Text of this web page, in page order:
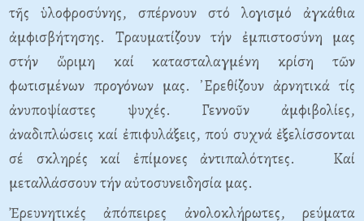
τῆς ὑλοφροσύνης, σπέρνουν στό λογισμό ἀγκάθια
ἀμφισβήτησης. Τραυματίζουν τήν ἐμπιστοσύνη μας
στήν ὥριμη καί κατασταλαγμένη κρίση τῶν
φωτισμένων προγόνων μας. ᾿Ερεθίζουν ἀρνητικά τίς
ἀνυποψίαστες ψυχές. Γεννοῦν ἀμφιβολίες,
ἀναδιπλώσεις καί ἐπιφυλάξεις, πού συχνά ἐξελίσσονται
σέ σκληρές καί ἐπίμονες ἀντιπαλότητες. Καί
μεταλλάσσουν τήν αὐτοσυνειδησία μας.
Ἐρευνητικές ἀπόπειρες ἀνολοκλήρωτες, ρεύματα